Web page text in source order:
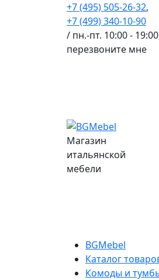
+7 (495) 505-26-32,
+7 (499) 340-10-90
/ пн.-пт. 10:00 -
перезвоните мне
Магазин
итальянской
мебели
BGMebel
Каталог
Комоды и